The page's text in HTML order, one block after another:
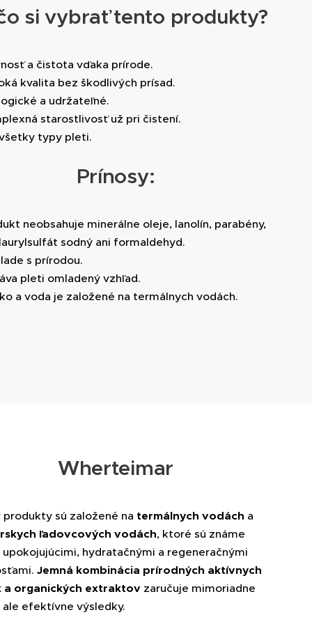
Water, Lavandula Angustifolia
Leaf Juice, Glycerin, Propanediol,
Alcohol Denat., Sodium
Calendula Officinalis (Marigold)
Phytate, Lavandula Angustifolia
Acid, Sodium Hydroxide, Spirulina
zmien odporúčame
si vybrať tento produkty?
a čistota vďaka prírode.
kvalita bez škodlivých prísad.
a udržateľné.
starostlivosť už pri čistení.
typy pleti.
Prínosy:
neobsahuje minerálne oleje, lanolín, parabény,
sodný ani formaldehyd.
s prírodou.
pleti omladený vzhľad.
a voda je založené na termálnych vodách.
Wherteimar
sú založené na termálnych vodách a
ľadovcových vodách, ktoré sú známe
hydratačnými a regeneračnými
Jemná kombinácia prírodných aktívnych
a organických extraktov zaručuje mimoriadne
efektívne výsledky.